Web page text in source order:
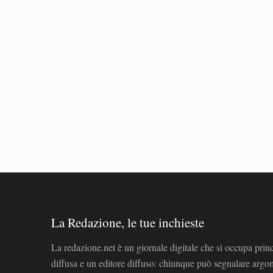
La Redazione, le tue inchieste
La redazione.net è un giornale digitale che si occupa
diffusa e un editore diffuso: chiunque può segnalare